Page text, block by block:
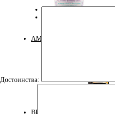
АМИНОКИСЛОТЫ
ВИТАМИНЫ И МИНЕРАЛЫ
Достоинства: